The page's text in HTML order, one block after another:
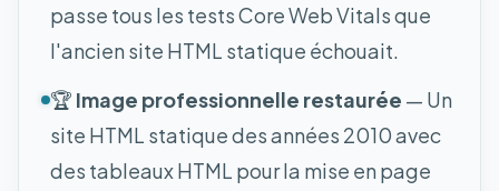
passe tous les tests Core Web Vitals que
l'ancien site HTML statique échouait.
🏆 Image professionnelle restaurée — Un
site HTML statique des années 2010 avec
des tableaux HTML pour la mise en page